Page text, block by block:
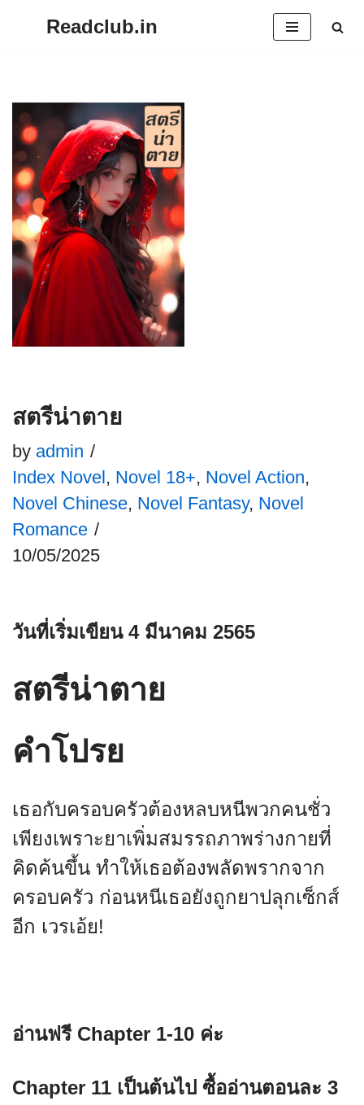
content
Readclub.in
สตรีน่าตาย
by admin
Index Novel, Novel 18+, Novel Action,
Novel Chinese, Novel Fantasy, Novel
Romance
10/05/2025
วันที่เริ่มเขียน 4 มีนาคม 2565
สตรีน่าตาย
คำโปรย
เธอกับครอบครัวต้องหลบหนีพวกคนชั่ว
เพียงเพราะยาเพิ่มสมรรถภาพร่างกายที่
คิดค้นขึ้น ทำให้เธอต้องพลัดพรากจาก
ครอบครัว ก่อนหนีเธอยังถูกยาปลุกเซ็กส์
อีก เวรเอ้ย!
อ่านฟรีChapter 1-10 ค่ะ
Chapter 11 เป็นต้นไป ซื้ออ่านตอนละ 3